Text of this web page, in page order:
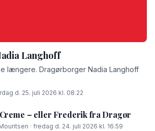
Langhoff
længere. Dragørborger Nadia Langhoff
d. 25. juli 2026 kl. 08.22
– eller Frederik fra Dragør
· fredag d. 24. juli 2026 kl. 16.59